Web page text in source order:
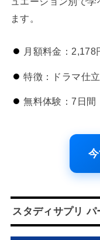
ます。
月額料金：2,178
特徴：ドラマ仕
無料体験：7日間
スタディサプリ